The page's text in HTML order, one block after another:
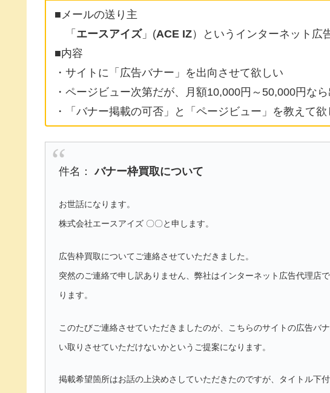
■メールの送り主
「 エースアイズ」(ACE IZ）というインターネット広
■内容
・サイトに「広告バナー」を出向させて欲しい
・ページビュー次第だが、月額10,000円～50,000円な
・「バナー掲載の可否」と「ページビュー」を教えて欲
件名：バナー枠買取について
お世話になります。
株式会社エースアイズ 〇〇と申します。
広告枠買取についてご連絡させていただきました。
突然のご連絡で申し訳ありません、弊社はインターネット広告代理店
ります。
このたびご連絡させていただきましたのが、こちらのサイトの広告バ
い取りさせていただけないかというご提案になります。
掲載希望箇所はお話の上決めさしていただきたのですが、タイトル下